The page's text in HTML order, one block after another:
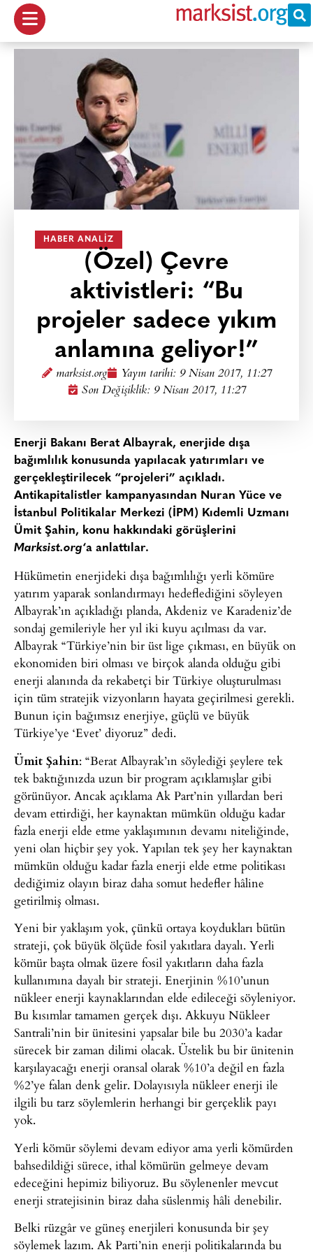
HABER ANALIZ
(Özel) Çevre
aktivistleri: “Bu
projeler sadece yıkım
anlamına geliyor!”
marksist.org Yayın tarihi: 9 Nisan 2017, 11:27
Son Değişiklik: 9 Nisan 2017, 11:27
Enerji Bakanı Berat Albayrak, enerjide dışa
bağımlılık konusunda yapılacak yatırımları ve
gerçekleştirilecek “projeleri” açıkladı.
Antikapitalistler kampanyasından Nuran Yüce ve
İstanbul Politikalar Merkezi (İPM) Kıdemli Uzmanı
Ümit Şahin, konu hakkındaki görüşlerini
Marksist.org‘a anlattılar.
Hükümetin enerjideki dışa bağımlılığı yerli kömüre
yatırım yaparak sonlandırmayı hedeflediğini söyleyen
Albayrak’ın açıkladığı planda, Akdeniz ve Karadeniz’de
sondaj gemileriyle her yıl iki kuyu açılması da var.
Albayrak “Türkiye’nin bir üst lige çıkması, en büyük on
ekonomiden biri olması ve birçok alanda olduğu gibi
enerji alanında da rekabetçi bir Türkiye oluşturulması
için tüm stratejik vizyonların hayata geçirilmesi gerekli.
Bunun için bağımsız enerjiye, güçlü ve büyük
Türkiye’ye ‘Evet’ diyoruz” dedi.
Ümit Şahin: “Berat Albayrak’ın söylediği şeylere tek
tek baktığınızda uzun bir program açıklamışlar gibi
görünüyor. Ancak açıklama Ak Part’nin yıllardan beri
devam ettirdiği, her kaynaktan mümkün olduğu kadar
fazla enerji elde etme yaklaşımının devamı niteliğinde,
yeni olan hiçbir şey yok. Yapılan tek şey her kaynaktan
mümkün olduğu kadar fazla enerji elde etme politikası
dediğimiz olayın biraz daha somut hedefler hâline
getirilmiş olması.
Yeni bir yaklaşım yok, çünkü ortaya koydukları bütün
strateji, çok büyük ölçüde fosil yakıtlara dayalı. Yerli
kömür başta olmak üzere fosil yakıtların daha fazla
kullanımına dayalı bir strateji. Enerjinin %10’unun
nükleer enerji kaynaklarından elde edileceği söyleniyor.
Bu kısımlar tamamen gerçek dışı. Akkuyu Nükleer
Santrali’nin bir ünitesini yapsalar bile bu 2030’a kadar
sürecek bir zaman dilimi olacak. Üstelik bu bir ünitenin
karşılayacağı enerji oransal olarak %10’a değil en fazla
%2’ye falan denk gelir. Dolayısıyla nükleer enerji ile
ilgili bu tarz söylemlerin herhangi bir gerçeklik payı
yok.
Yerli kömür söylemi devam ediyor ama yerli kömürden
bahsedildiği sürece, ithal kömürün gelmeye devam
edeceğini hepimiz biliyoruz. Bu söylenenler mevcut
enerji stratejisinin biraz daha süslenmiş hâli denebilir.
Belki rüzgâr ve güneş enerjileri konusunda bir şey
söylemek lazım. Ak Parti’nin enerji politikalarında bu